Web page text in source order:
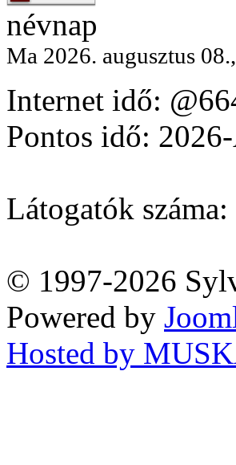
névnap
Ma 2026. augusztus
Internet idő:
Pontos idő:
Látogatók
© 1997-2026
Powered by
Hosted by